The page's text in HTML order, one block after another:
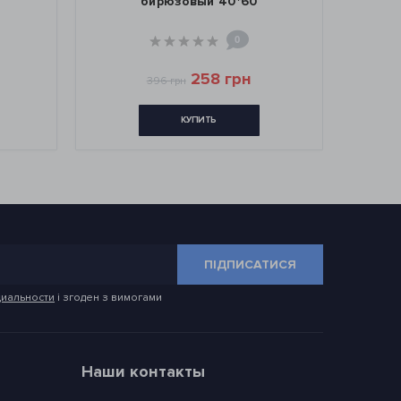
0
396 грн 258 грн
КУПИТЬ
ПІДПИСАТИСЯ
і згоден з вимогами
Наши контакты